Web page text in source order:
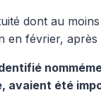
dont au
en février,
avaient été